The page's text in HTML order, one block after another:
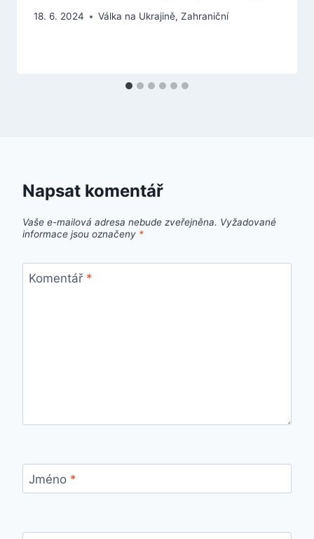
18. 6. 2024 Válka na Ukrajině, Zahraniční
Napsat komentář
Vaše e-mailová adresa nebude zveřejněna. Vyžadované
informace jsou označeny *
Komentář *
Jméno *